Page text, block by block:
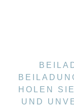
HOLEN
UND